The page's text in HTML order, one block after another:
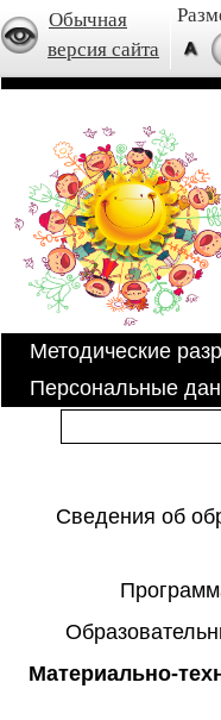
Обычная
версия сайта
Методические
Персональные
Сведения об
Материально-